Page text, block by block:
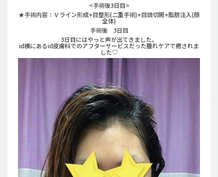
<手術後3日目>
★手術内容：Ｖライン形成+目整形(二重手術)+目頭切開+脂肪注入(顔
全体)
手術後 3日目
3日目にはやっと声が出てきました。
id横にあるid皮膚科でのアフターサービスだった腫れケアで癒されま
した♡